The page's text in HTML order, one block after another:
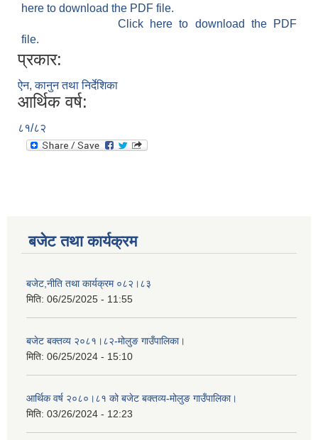
here to download the PDF file.
Click here to download the PDF
file.
प्रकार:
ऐन, कानुन तथा निर्देशिका
आर्थिक वर्ष:
८१/८२
बजेट तथा कार्यक्रम
बजेट,नीति तथा कार्यक्रम ०८२।८३
मिति: 06/25/2025 - 11:55
बजेट बक्तव्य २०८१।८२-मोलुङ गाउँपालिका।
मिति: 06/25/2024 - 15:10
आर्थिक वर्ष २०८०।८१ को बजेट बक्तव्य-मोलुङ गाउँपालिका।
मिति: 03/26/2024 - 12:23